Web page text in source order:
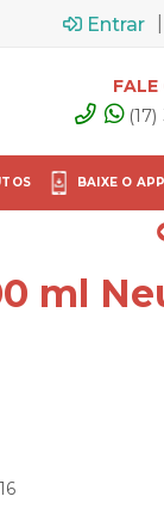
Entrar
FALE
BAIXE O APP
ml